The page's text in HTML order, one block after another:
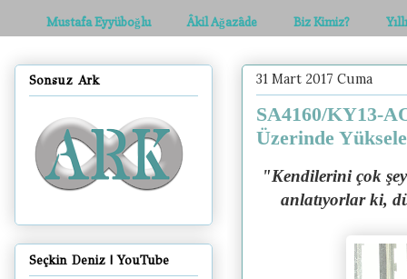
Mustafa Eyyüboğlu Âkil Ağazâde Biz Kimiz?
31 Mart 2017 Cuma
SA4160/KY13-
Üzerinde
"Kendilerini çok
anlatıyorlar ki,
Sonsuz Ark
Seçkin Deniz | YouTube